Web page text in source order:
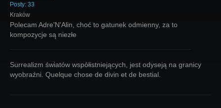
Posty: 33
Kraków
Polecam Adre'N'Alin, choć to gatunek odmienny, za to
kompozycje są niezłe
Surrealizm światów współistniejących, jest odyseją na granicy
wyobraźni. Quelque chose de divin et de bestial.